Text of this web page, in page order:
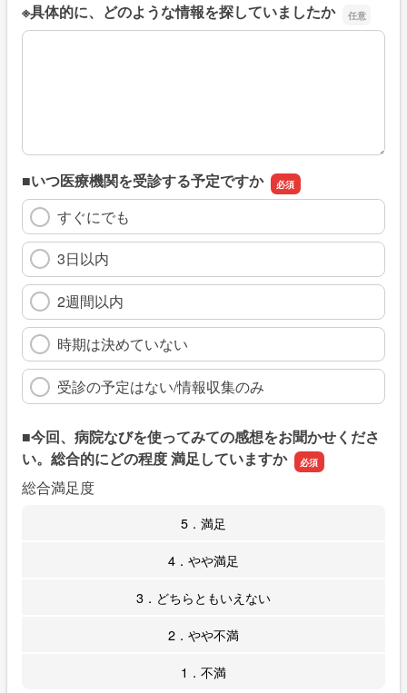
※具体的に、どのような情報を探していましたか
※具体的に、どのような情報を探していましたか
■いつ医療機関を受診する予定ですか
すぐにでも
3日以内
2週間以内
時期は決めていない
受診の予定はない/情報収集のみ
■今回、病院なびを使ってみての感想をお聞かせくださ
い。総合的にどの程度 満足していますか
総合満足度
5．満足
4．やや満足
3．どちらともいえない
2．やや不満
1．不満